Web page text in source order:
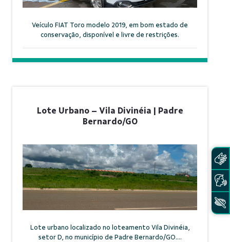
Veículo FIAT Toro modelo 2019, em bom estado de
conservação, disponível e livre de restrições.
Lote Urbano – Vila Divinéia | Padre
Bernardo/GO
Lote urbano localizado no loteamento Vila Divinéia,
setor D, no município de Padre Bernardo/GO....